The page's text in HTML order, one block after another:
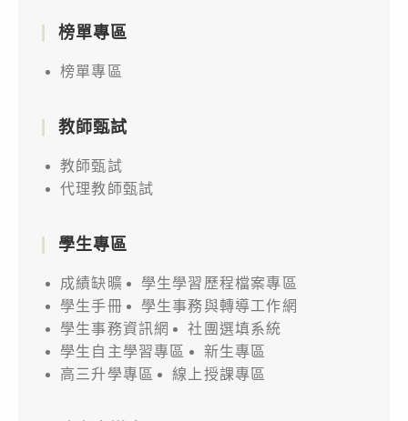
榜單專區
榜單專區
教師甄試
教師甄試
代理教師甄試
學生專區
成績缺曠
學生學習歷程檔案專區
學生手冊
學生事務與轉導工作網
學生事務資訊網
社團選填系統
學生自主學習專區
新生專區
高三升學專區
線上授課專區